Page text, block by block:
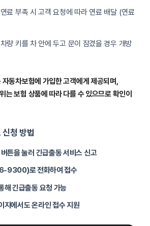
료 부족 시 고객 요청에 따라 연료 배달 (연료
량 키를 차 안에 두고 문이 잠겼을 경우 개방
동차보험에 가입한 고객에게 제공되며,
는 보험 상품에 따라 다를 수 있으므로 확인이
청 방법
튼을 눌러 긴급출동 서비스 신고
9300)로 전화하여 접수
해 긴급출동 요청 가능
지에서도 온라인 접수 지원